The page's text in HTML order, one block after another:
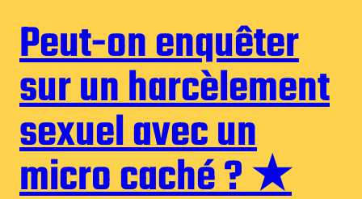
Peut-on enquêter
sur un harcèlement
sexuel avec un
micro caché ? ★